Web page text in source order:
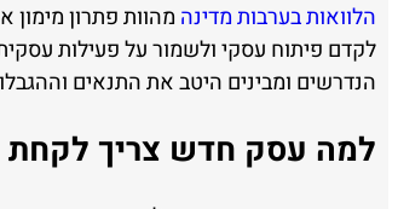
הלוואות בערבות מדינה מהוות פתרון
לקדם פיתוח עסקי ולשמור על פעילות
הנדרשים ומבינים היטב את התנאים
למה עסק חדש צריך לקחת